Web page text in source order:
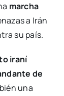
marcha
a Irán
su país.
iraní
de
una